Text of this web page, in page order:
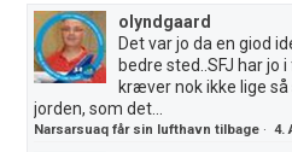
olyndgaard
Det var jo da en giod
bedre sted..SFJ har
kræver nok ikke lige
jorden, som det...
Narsarsuaq får sin lufthavn tilbage ·4.